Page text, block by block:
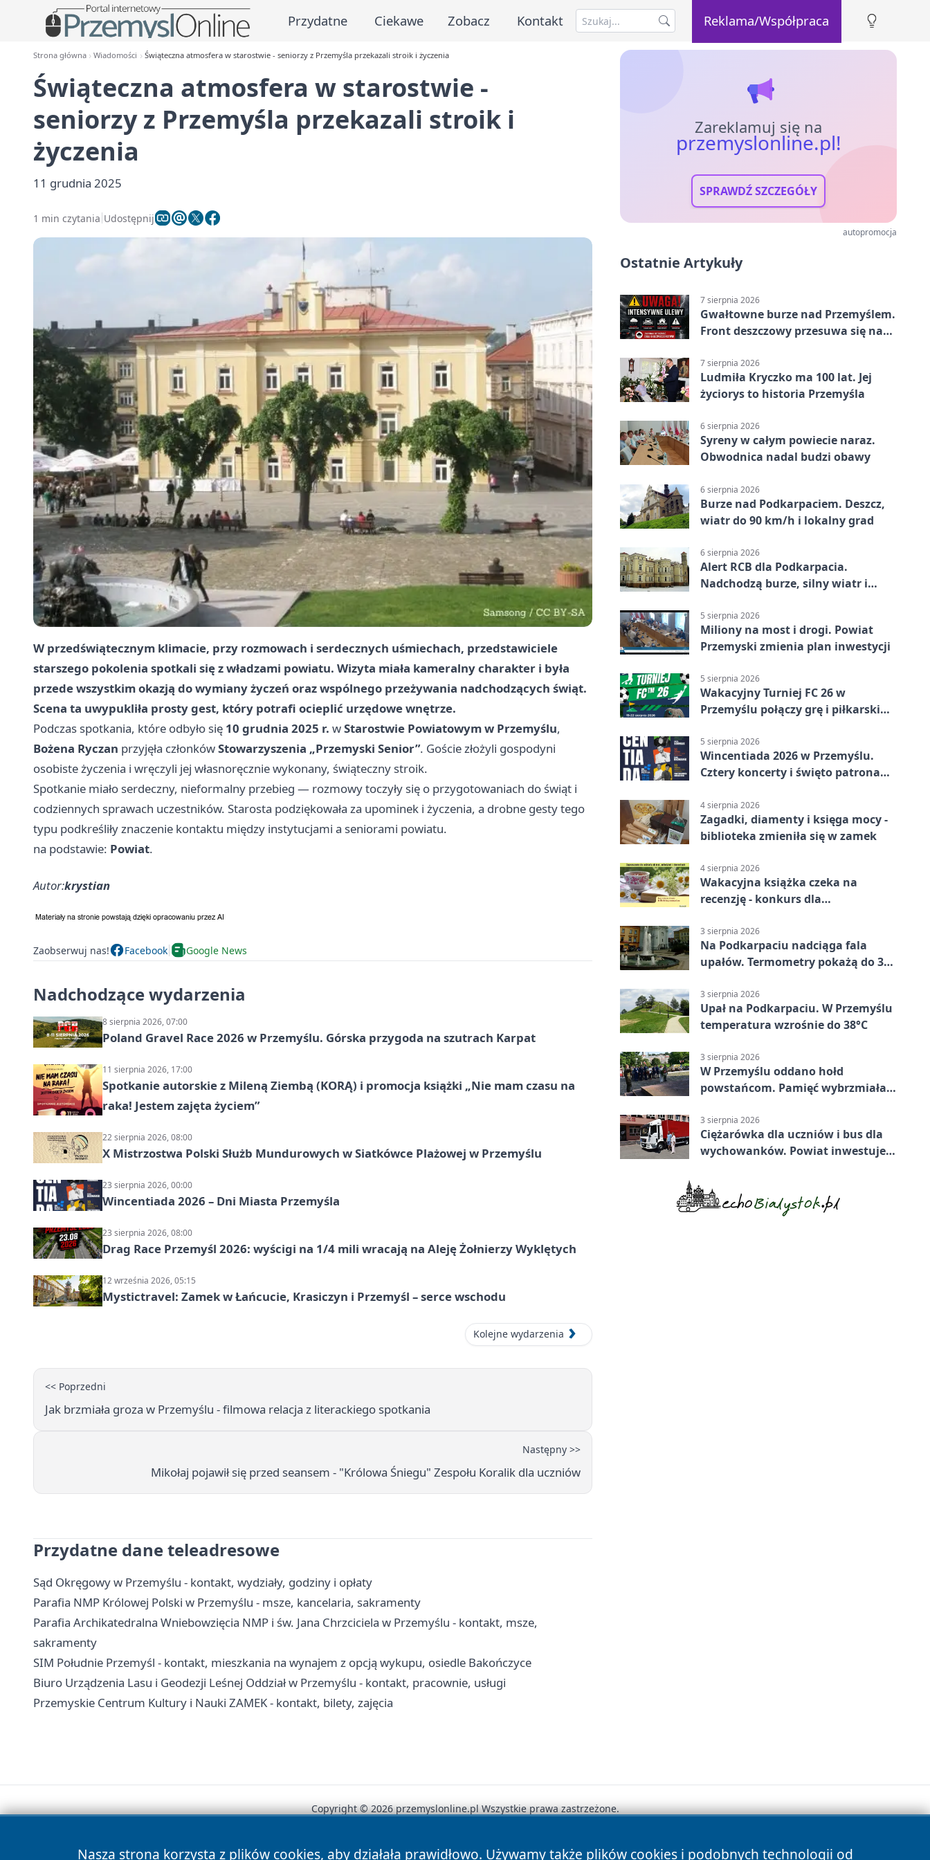
Przydatne Ciekawe Zobacz Kontakt Reklama/Współpraca
Strona główna Wiadomości Świąteczna atmosfera w starostwie - seniorzy z Przemyśla przekazali stroik i życzenia
Świąteczna atmosfera w starostwie -
seniorzy z Przemyśla przekazali stroik i
życzenia
11 grudnia 2025
1 min czytania Udostępnij
W przedświątecznym klimacie, przy rozmowach i serdecznych uśmiechach, przedstawiciele
starszego pokolenia spotkali się z władzami powiatu. Wizyta miała kameralny charakter i była
przede wszystkim okazją do wymiany życzeń oraz wspólnego przeżywania nadchodzących świąt.
Scena ta uwypukliła prosty gest, który potrafi ocieplić urzędowe wnętrze.
Podczas spotkania, które odbyło się 10 grudnia 2025 r. wStarostwie Powiatowym w Przemyślu,
Bożena Ryczan przyjęła członkówStowarzyszenia „Przemyski Senior”. Goście złożyli gospodyni
osobiste życzenia i wręczyli jej własnoręcznie wykonany, świąteczny stroik.
Spotkanie miało serdeczny, nieformalny przebieg — rozmowy toczyły się o przygotowaniach do świąt i
codziennych sprawach uczestników. Starosta podziękowała za upominek i życzenia, a drobne gesty tego
typu podkreśliły znaczenie kontaktu między instytucjami a seniorami powiatu.
na podstawie: Powiat.
Autor:krystian
Zaobserwuj nas! Facebook Google News
Nadchodzące wydarzenia
8 sierpnia 2026, 07:00
Poland Gravel Race 2026 w Przemyślu. Górska przygoda na szutrach Karpat
11 sierpnia 2026, 17:00
Spotkanie autorskie z Mileną Ziembą (KORĄ) i promocja książki „Nie mam czasu na
raka! Jestem zajęta życiem”
22 sierpnia 2026, 08:00
X Mistrzostwa Polski Służb Mundurowych w Siatkówce Plażowej w Przemyślu
23 sierpnia 2026, 00:00
Wincentiada 2026 – Dni Miasta Przemyśla
23 sierpnia 2026, 08:00
Drag Race Przemyśl 2026: wyścigi na 1/4 mili wracają na Aleję Żołnierzy Wyklętych
12 września 2026, 05:15
Mystictravel: Zamek w Łańcucie, Krasiczyn i Przemyśl – serce wschodu
Kolejne wydarzenia
<< Poprzedni
Jak brzmiała groza w Przemyślu - filmowa relacja z literackiego spotkania
Następny >>
Mikołaj pojawił się przed seansem - "Królowa Śniegu" Zespołu Koralik dla uczniów
Przydatne dane teleadresowe
Sąd Okręgowy w Przemyślu - kontakt, wydziały, godziny i opłaty
Parafia NMP Królowej Polski w Przemyślu - msze, kancelaria, sakramenty
Parafia Archikatedralna Wniebowzięcia NMP i św. Jana Chrzciciela w Przemyślu - kontakt, msze,
sakramenty
SIM Południe Przemyśl - kontakt, mieszkania na wynajem z opcją wykupu, osiedle Bakończyce
Biuro Urządzenia Lasu i Geodezji Leśnej Oddział w Przemyślu - kontakt, pracownie, usługi
Przemyskie Centrum Kultury i Nauki ZAMEK - kontakt, bilety, zajęcia
Zareklamuj się na
przemyslonline.pl!
SPRAWDŹ SZCZEGÓŁY
autopromocja
Ostatnie Artykuły
7 sierpnia 2026
Gwałtowne burze nad Przemyślem.
Front deszczowy przesuwa się na
7 sierpnia 2026
Ludmiła Kryczko ma 100 lat. Jej
życiorys to historia Przemyśla
6 sierpnia 2026
Syreny w całym powiecie naraz.
Obwodnica nadal budzi obawy
6 sierpnia 2026
Burze nad Podkarpaciem. Deszcz,
wiatr do 90 km/h i lokalny grad
6 sierpnia 2026
Alert RCB dla Podkarpacia.
Nadchodzą burze, silny wiatr i
5 sierpnia 2026
Miliony na most i drogi. Powiat
Przemyski zmienia plan inwestycji
5 sierpnia 2026
Wakacyjny Turniej FC 26 w
Przemyślu połączy grę i piłkarski
5 sierpnia 2026
Wincentiada 2026 w Przemyślu.
Cztery koncerty i święto patrona
4 sierpnia 2026
Zagadki, diamenty i księga mocy -
biblioteka zmieniła się w zamek
4 sierpnia 2026
Wakacyjna książka czeka na
recenzję - konkurs dla
3 sierpnia 2026
Na Podkarpaciu nadciąga fala
upałów. Termometry pokażą do 36
3 sierpnia 2026
Upał na Podkarpaciu. W Przemyślu
temperatura wzrośnie do 38°C
3 sierpnia 2026
W Przemyślu oddano hołd
powstańcom. Pamięć wybrzmiała
3 sierpnia 2026
Ciężarówka dla uczniów i bus dla
wychowanków. Powiat inwestuje
Nasza strona korzysta z plików cookies, aby działała prawidłowo. Używamy także plików cookies i podobnych technologii od
Copyright © 2026 przemyslonline.pl Wszystkie prawa zastrzeżone.